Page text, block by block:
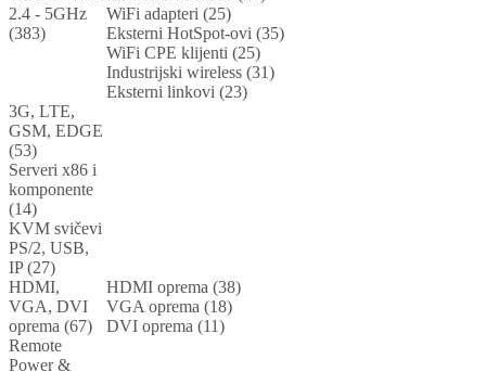
2.4 - 5GHz
(383)
WiFi adapteri (25)
Eksterni HotSpot-ovi (35)
WiFi CPE klijenti (25)
Industrijski wireless (31)
Eksterni linkovi (23)
3G, LTE,
GSM, EDGE
(53)
Serveri x86 i
komponente
(14)
KVM svičevi
PS/2, USB,
IP (27)
HDMI,
VGA, DVI
oprema (67)
HDMI oprema (38)
VGA oprema (18)
DVI oprema (11)
Remote
Power &